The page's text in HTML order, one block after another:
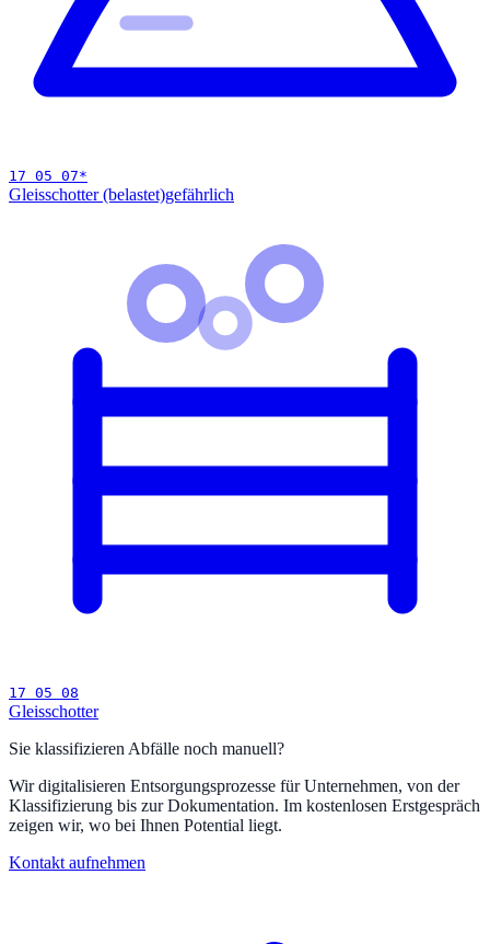
17 05 07*
Gleisschotter (belastet)gefährlich
17 05 08
Gleisschotter
Sie klassifizieren Abfälle noch manuell?
Wir digitalisieren Entsorgungsprozesse für Unternehmen, von der
Klassifizierung bis zur Dokumentation. Im kostenlosen Erstgespräch
zeigen wir, wo bei Ihnen Potential liegt.
Kontakt aufnehmen